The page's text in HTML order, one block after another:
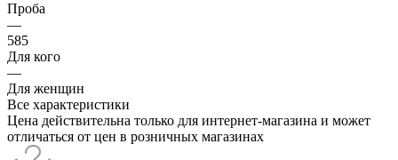
Проба
—
585
Для кого
—
Для женщин
Все характеристики
Цена действительна только для интернет-магазина и может
отличаться от цен в розничных магазинах